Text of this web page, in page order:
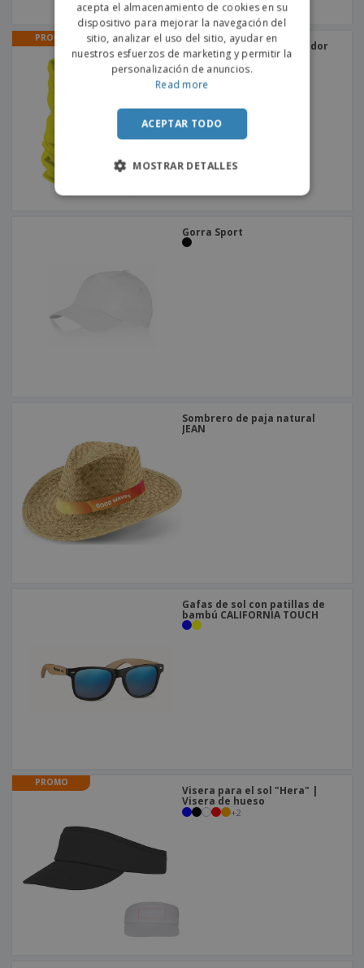
PROMO
Tubular STONE | Calentador
de cuello
+2
Gorra Sport
Sombrero de paja natural
JEAN
Gafas de sol con patillas de
bambú CALIFORNIA TOUCH
PROMO
Visera para el sol "Hera" |
Visera de hueso
+2
SPANISH
acepta el almacenamiento de cookies en su
dispositivo para mejorar la navegación del
sitio, analizar el uso del sitio, ayudar en
nuestros esfuerzos de marketing y permitir la
personalización de anuncios.
Read more
ACEPTAR TODO
MOSTRAR DETALLES